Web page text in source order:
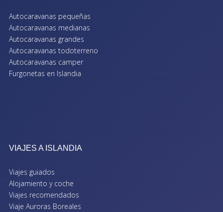
Autocaravanas pequeñas
Autocaravanas medianas
Autocaravanas grandes
Autocaravanas todoterreno
Autocaravanas camper
Furgonetas en Islandia
VIAJES A ISLANDIA
Viajes guiados
Alojamiento y coche
Viajes recomendados
Viaje Auroras Boreales